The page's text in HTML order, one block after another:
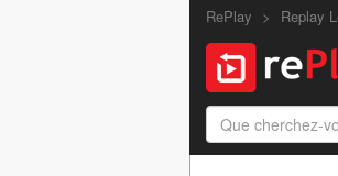
RePlay Replay